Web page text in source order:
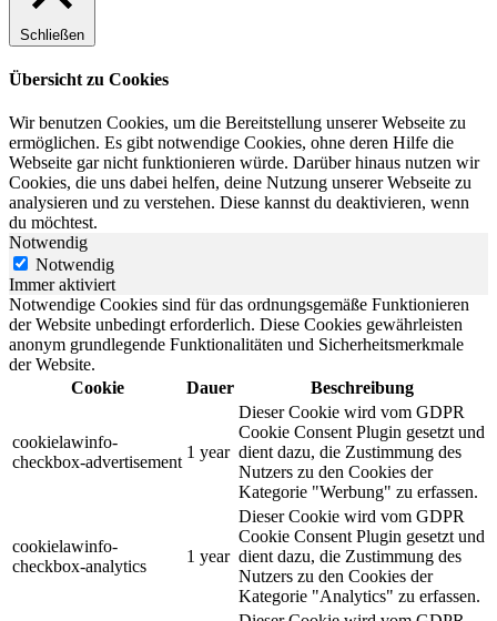
Schließen
Übersicht zu Cookies
Wir benutzen Cookies, um die Bereitstellung unserer Webseite zu
ermöglichen. Es gibt notwendige Cookies, ohne deren Hilfe die
Webseite gar nicht funktionieren würde. Darüber hinaus nutzen wir
Cookies, die uns dabei helfen, deine Nutzung unserer Webseite zu
analysieren und zu verstehen. Diese kannst du deaktivieren, wenn
du möchtest.
Notwendig
Notwendig
Immer aktiviert
Notwendige Cookies sind für das ordnungsgemäße Funktionieren
der Website unbedingt erforderlich. Diese Cookies gewährleisten
anonym grundlegende Funktionalitäten und Sicherheitsmerkmale
der Website.
Cookie
Dauer Beschreibung
cookielawinfo-
checkbox-advertisement
1 year
Dieser Cookie wird vom GDPR
Cookie Consent Plugin gesetzt und
dient dazu, die Zustimmung des
Nutzers zu den Cookies der
Kategorie "Werbung" zu erfassen.
cookielawinfo-
checkbox-analytics
1 year
Dieser Cookie wird vom GDPR
Cookie Consent Plugin gesetzt und
dient dazu, die Zustimmung des
Nutzers zu den Cookies der
Kategorie "Analytics" zu erfassen.